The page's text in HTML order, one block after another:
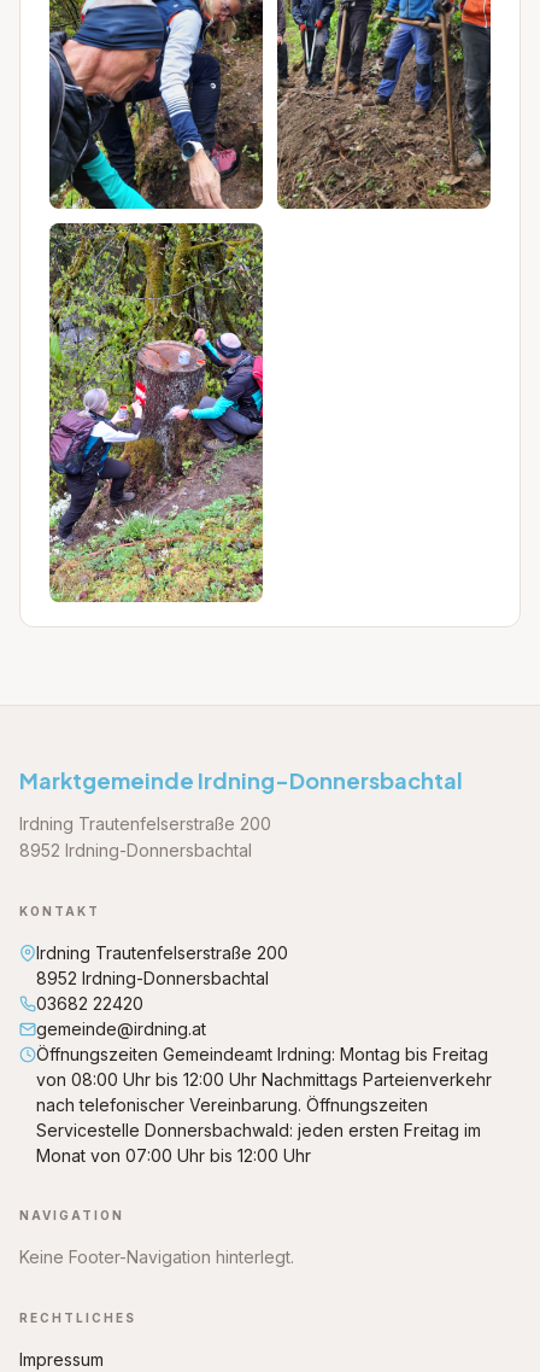
Marktgemeinde Irdning-Donnersbachtal
Irdning Trautenfelserstraße 200
8952 Irdning-Donnersbachtal
KONTAKT
Irdning Trautenfelserstraße 200
8952 Irdning-Donnersbachtal
03682 22420
gemeinde@irdning.at
Öffnungszeiten Gemeindeamt Irdning: Montag bis Freitag
von 08:00 Uhr bis 12:00 Uhr Nachmittags Parteienverkehr
nach telefonischer Vereinbarung. Öffnungszeiten
Servicestelle Donnersbachwald: jeden ersten Freitag im
Monat von 07:00 Uhr bis 12:00 Uhr
NAVIGATION
Keine Footer-Navigation hinterlegt.
RECHTLICHES
Impressum